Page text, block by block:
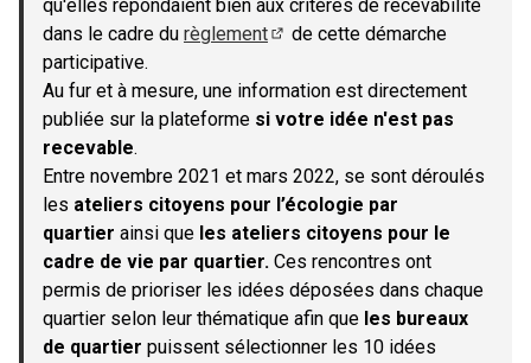
qu'elles répondaient bien aux critères de recevabilité
dans le cadre du règlement
de cette démarche
participative.
Au fur et à mesure, une information est directement
publiée sur la plateforme si votre idée n'est pas
recevable.
Entre novembre 2021 et mars 2022, se sont déroulés
les ateliers citoyens pour l’écologie par
quartier ainsi que les ateliers citoyens pour le
cadre de vie par quartier. Ces rencontres ont
permis de prioriser les idées déposées dans chaque
quartier selon leur thématique afin que les bureaux
de quartier puissent sélectionner les 10 idées